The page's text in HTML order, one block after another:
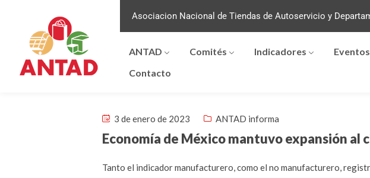
Asociacion Nacional de Tiendas de Autoservicio y
ANTAD Comités Indicadores Eventos
Contacto
3 de enero de 2023 ANTAD informa
Economía de México mantuvo expansión al
Tanto el indicador manufacturero, como el no manufacturero,